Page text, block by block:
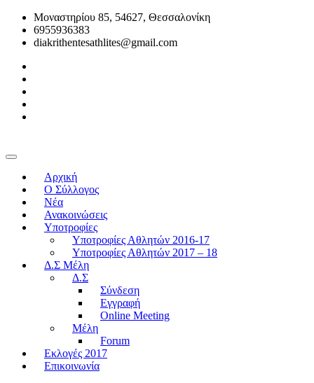
Μοναστηρίου 85, 54627, Θεσσαλονίκη
6955936383
diakrithentesathlites@gmail.com
Αρχική
O Σύλλογος
Νέα
Ανακοινώσεις
Υποτροφίες
Υποτροφίες Αθλητών 2016-17
Υποτροφίες Αθλητών 2017 – 18
Δ.Σ Μέλη
Δ.Σ
Σύνδεση
Εγγραφή
Online Meeting
Μέλη
Forum
Εκλογές 2017
Επικοινωνία